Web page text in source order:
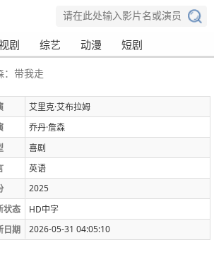
剧 综艺 动漫 短剧
：带我走
艾里克·艾布拉姆
乔丹·詹森
喜剧
英语
2025
状态
HD中字
日期
2026-05-31 04:05:10